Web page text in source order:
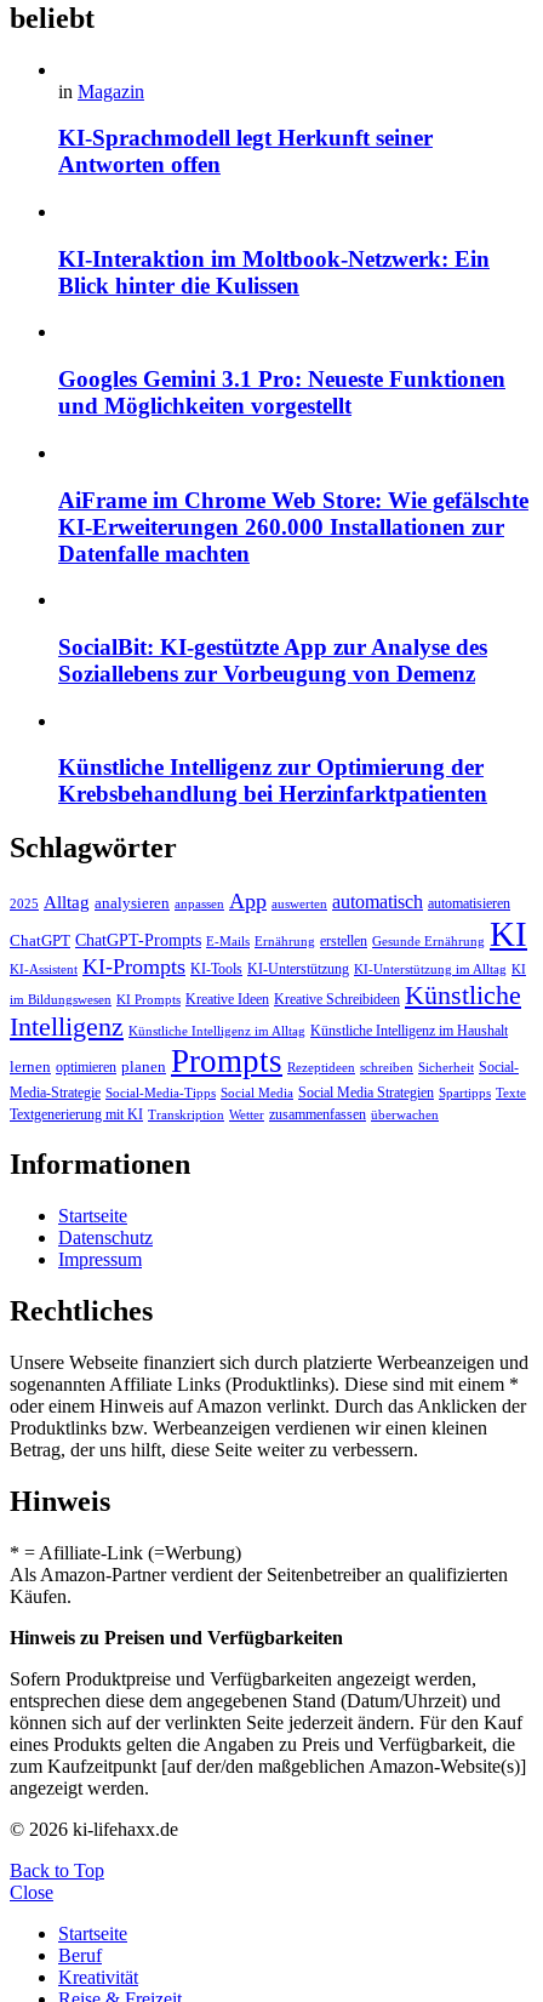
beliebt
in Magazin
KI-Sprachmodell legt Herkunft seiner
Antworten offen
KI-Interaktion im Moltbook-Netzwerk: Ein
Blick hinter die Kulissen
Googles Gemini 3.1 Pro: Neueste Funktionen
und Möglichkeiten vorgestellt
AiFrame im Chrome Web Store: Wie gefälschte
KI-Erweiterungen 260.000 Installationen zur
Datenfalle machten
SocialBit: KI-gestützte App zur Analyse des
Soziallebens zur Vorbeugung von Demenz
Künstliche Intelligenz zur Optimierung der
Krebsbehandlung bei Herzinfarktpatienten
Schlagwörter
2025 Alltag analysieren anpassen App auswerten automatisch automatisieren
ChatGPT ChatGPT-Prompts E-Mails Ernährung erstellen Gesunde Ernährung KI
KI-Assistent KI-Prompts KI-Tools KI-Unterstützung KI-Unterstützung im Alltag KI
im Bildungswesen KI Prompts Kreative Ideen Kreative Schreibideen Künstliche
Intelligenz Künstliche Intelligenz im Alltag Künstliche Intelligenz im Haushalt
lernen optimieren planen Prompts Rezeptideen schreiben Sicherheit Social-
Media-Strategie Social-Media-Tipps Social Media Social Media Strategien Spartipps Texte
Textgenerierung mit KI Transkription Wetter zusammenfassen überwachen
Informationen
Startseite
Datenschutz
Impressum
Rechtliches
Unsere Webseite finanziert sich durch platzierte Werbeanzeigen und
sogenannten Affiliate Links (Produktlinks). Diese sind mit einem *
oder einem Hinweis auf Amazon verlinkt. Durch das Anklicken der
Produktlinks bzw. Werbeanzeigen verdienen wir einen kleinen
Betrag, der uns hilft, diese Seite weiter zu verbessern.
Hinweis
* = Afilliate-Link (=Werbung)
Als Amazon-Partner verdient der Seitenbetreiber an qualifizierten
Käufen.
Hinweis zu Preisen und Verfügbarkeiten
Sofern Produktpreise und Verfügbarkeiten angezeigt werden,
entsprechen diese dem angegebenen Stand (Datum/Uhrzeit) und
können sich auf der verlinkten Seite jederzeit ändern. Für den Kauf
eines Produkts gelten die Angaben zu Preis und Verfügbarkeit, die
zum Kaufzeitpunkt [auf der/den maßgeblichen Amazon-Website(s)]
angezeigt werden.
© 2026 ki-lifehaxx.de
Back to Top
Close
Startseite
Beruf
Kreativität